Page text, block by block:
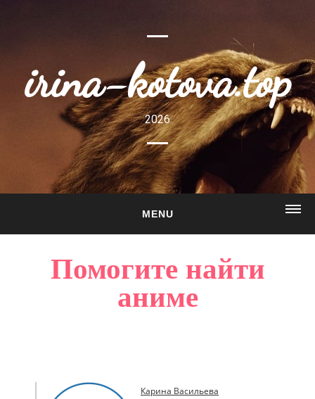
irina-kotova.top
2026
MENU
О САЙТЕ
Помогите найти
аниме
Карина Васильева